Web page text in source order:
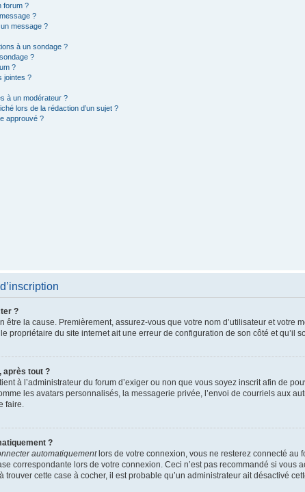
forum ?
?
message ?
à un sondage ?
?
?
jointes ?
à un modérateur ?
lors de la rédaction d’un sujet ?
approuvé ?
?
être la cause. Premièrement, assurez-vous que votre nom d’utilisateur et
propriétaire du site internet ait une erreur de configuration de son côté et qu’il
après tout ?
à l’administrateur du forum d’exiger ou non que vous soyez inscrit afin de
les avatars personnalisés, la messagerie privée, l’envoi de courriels aux
faire.
?
automatiquementlors de votre connexion, vous ne resterez connecté au
correspondante lors de votre connexion. Ceci n’est pas recommandé si
trouver cette case à cocher, il est probable qu’un administrateur ait désactivé